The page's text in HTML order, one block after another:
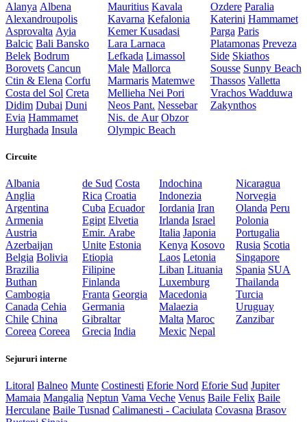
Alanya Albena
Alexandroupolis
Asprovalta Ayia
Balcic Bali Bansko
Belek Bodrum
Borovets Cancun
Ctin & Elena Corfu
Costa del Sol Creta
Didim Dubai Duni
Evia Hammamet
Hurghada Insula
Mauritius Kavala
Kavarna Kefalonia
KemerKusadasi
LaraLarnaca
Lefkada Limassol
Male Mallorca
Marmaris Matemwe
MelliehaNei Pori
Neos Pant. Nessebar
Nis. de Aur Obzor
Olympic Beach
Ozdere Paralia
Katerini Hammamet
Parga Paris
Platamonas Preveza
Side Skiathos
Sousse Sunny Beach
Thassos Valletta
Vrachos Wadduwa
Zakynthos
Circuite
Albania
Anglia
Argentina
Armenia
Austria
Azerbaijan
Belgia Bolivia
Brazilia
Buthan
Cambogia
Canada Cehia
Chile China
Coreea Coreea
de Sud Costa
Rica Croatia
Cuba Ecuador
Egipt Elvetia
Emir. Arabe
Unite Estonia
Etiopia
Filipine
Finlanda
Franta Georgia
Germania
Gibraltar
Grecia India
Indochina
Indonezia
Iordania Iran
Irlanda Israel
Italia Japonia
Kenya Kosovo
Laos Letonia
Liban Lituania
Luxemburg
Macedonia
Malaezia
Malta Maroc
Mexic Nepal
Nicaragua
Norvegia
Olanda Peru
Polonia
Portugalia
Rusia Scotia
Singapore
Spania SUA
Thailanda
Turcia
Uruguay
Zanzibar
Sejururi interne
Litoral Balneo Munte Costinesti Eforie Nord Eforie Sud Jupiter
Mamaia Mangalia Neptun Vama Veche Venus Baile Felix Baile
Herculane Baile Tusnad Calimanesti - Caciulata Covasna Brasov